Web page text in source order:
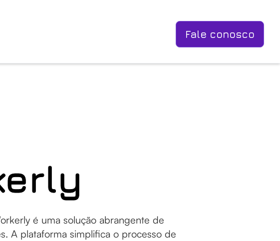
Fale conosco
é uma solução abrangente de
A plataforma simplifica o processo de